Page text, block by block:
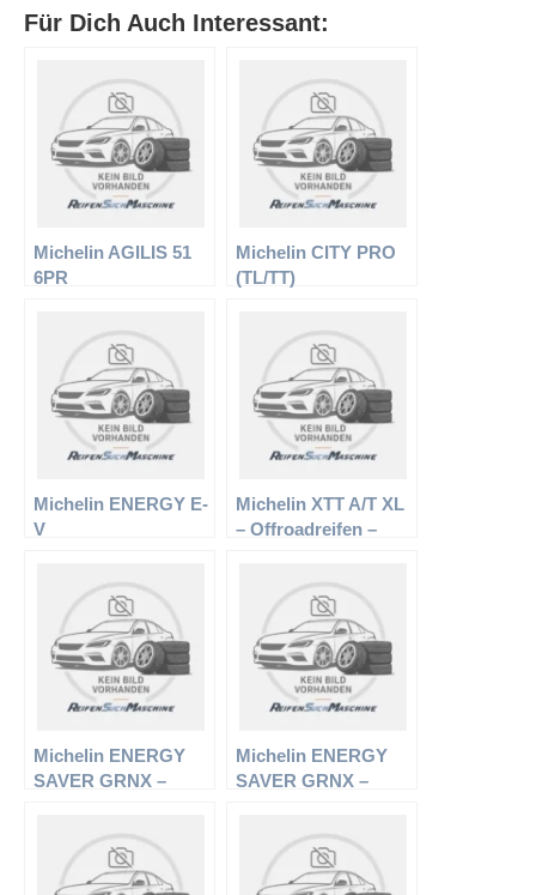
Für Dich Auch Interessant:
Michelin AGILIS 51
6PR
Michelin CITY PRO
(TL/TT)
Michelin ENERGY E-
V
Michelin XTT A/T XL
– Offroadreifen –
Michelin ENERGY
SAVER GRNX –
Sommerreifen
Michelin ENERGY
SAVER GRNX –
Sommerreifen